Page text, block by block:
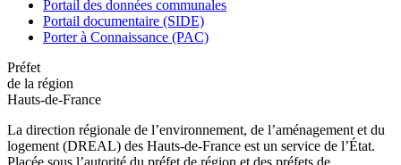
Portail des données communales
Portail documentaire (SIDE)
Porter à Connaissance (PAC)
Préfet
de la région
Hauts-de-France
La direction régionale de l’environnement, de l’aménagement et du
logement (DREAL) des Hauts-de-France est un service de l’État.
Placée sous l’autorité du préfet de région et des préfets de